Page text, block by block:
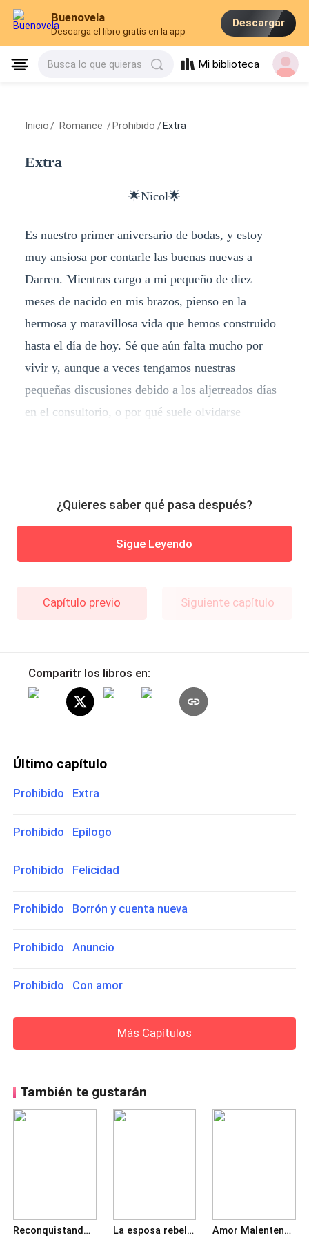
Buenovela
Descarga el libro gratis en la app
Descargar
Busca lo que quieras Mi biblioteca
Inicio / Romance / Prohibido / Extra
Extra
🌟Nicol🌟
Es nuestro primer aniversario de bodas, y estoy
muy ansiosa por contarle las buenas nuevas a
Darren. Mientras cargo a mi pequeño de diez
meses de nacido en mis brazos, pienso en la
hermosa y maravillosa vida que hemos construido
hasta el día de hoy. Sé que aún falta mucho por
vivir y, aunque a veces tengamos nuestras
pequeñas discusiones debido a los aljetreados días
en el consultorio, o por qué suele olvidarse
¿Quieres saber qué pasa después?
Sigue Leyendo
Capítulo previo Siguiente capítulo
Comparitr los libros en:
Último capítulo
Prohibido Extra
Prohibido Epílogo
Prohibido Felicidad
Prohibido Borrón y cuenta nueva
Prohibido Anuncio
Prohibido Con amor
Más Capítulos
También te gustarán
Reconquistando a Mi Encantadora Secretaria La esposa rebelde del Árabe Amor Malentendido por mi esposo cruel